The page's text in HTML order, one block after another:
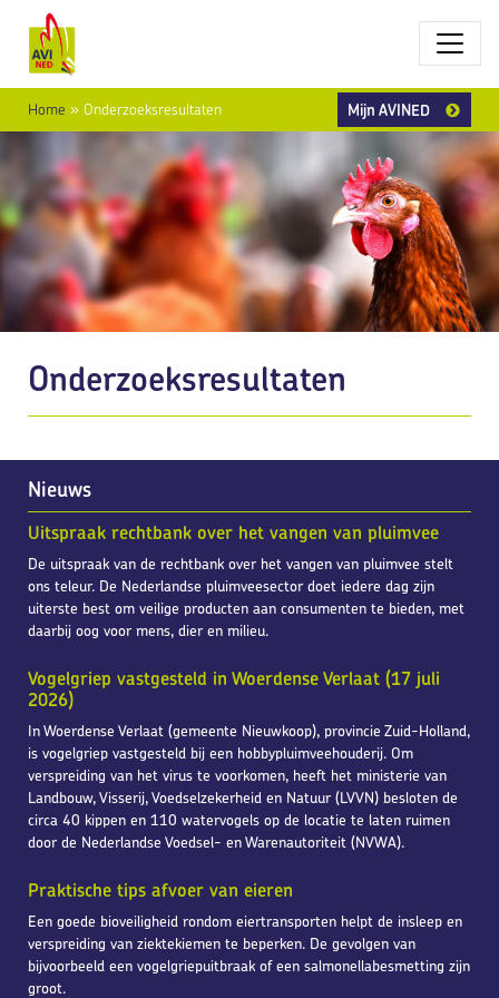
Home » Onderzoeksresultaten Mijn AVINED
Nieuws
Uitspraak rechtbank over het vangen van pluimvee
De uitspraak van de rechtbank over het vangen van pluimvee stelt
ons teleur. De Nederlandse pluimveesector doet iedere dag zijn
uiterste best om veilige producten aan consumenten te bieden, met
daarbij oog voor mens, dier en milieu.
Vogelgriep vastgesteld in Woerdense Verlaat (17 juli
2026)
In Woerdense Verlaat (gemeente Nieuwkoop), provincie Zuid-Holland,
is vogelgriep vastgesteld bij een hobbypluimveehouderij. Om
verspreiding van het virus te voorkomen, heeft het ministerie van
Landbouw, Visserij, Voedselzekerheid en Natuur (LVVN) besloten de
circa 40 kippen en 110 watervogels op de locatie te laten ruimen
door de Nederlandse Voedsel- en Warenautoriteit (NVWA).
Praktische tips afvoer van eieren
Een goede bioveiligheid rondom eiertransporten helpt de insleep en
verspreiding van ziektekiemen te beperken. De gevolgen van
bijvoorbeeld een vogelgriepuitbraak of een salmonellabesmetting zijn
groot.
Onderzoeksresultaten